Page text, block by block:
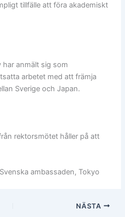
tillfälle att föra akademiskt
har anmält sig som
arbetet med att främja
Sverige och Japan.
rektorsmötet håller på att
ambassaden, Tokyo
NÄSTA